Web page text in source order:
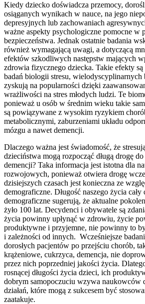
Kiedy dziecko doświadcza przemocy,
osiąganych wynikach w nauce, na jego
depresyjnych lub zachowaniach
ważne aspekty psychologiczne pomocne w
bezpieczeństwa. Jednak ostatnie badania
również wymagającą uwagi, a dotyczącą
efektów szkodliwych następstw mających
zdrowia fizycznego dziecka. Takie efekty
badań biologii stresu, wielodyscyplinarnych
zyskują na popularności dzięki
wrażliwości na stres młodych ludzi. Te
ponieważ u osób w średnim wieku takie
są powiązywane z wysokim ryzykiem
metabolicznymi, zaburzeniami układu
mózgu a nawet demencji.
Dlaczego ważna jest świadomość, że
dzieciństwa mogą rozpocząć długą drogę
demencji? Taka informacja jest istotna dla
rozwojowych, ponieważ otwiera drogę
dzisiejszych czasach jest konieczna ze
demograficzne. Długość naszego życia cały
demograficzne sugerują, że aktualne
żyło 100 lat. Decydenci i obywatele są
życia powinny upłynąć w zdrowiu, życie
produktywne i przyjemne, nie powinny to
i zależności od innych. Wcześniejsze
dorosłych pacjentów po przejściu chorób,
krążeniowe, cukrzyca, demencja, nie
przez nich poprzedniej jakości życia.
rosnącej długości życia dzieci, ich
dobrym samopoczuciu wzywa naukowców
działań, które mogą z sukcesem być
zaatakuje.